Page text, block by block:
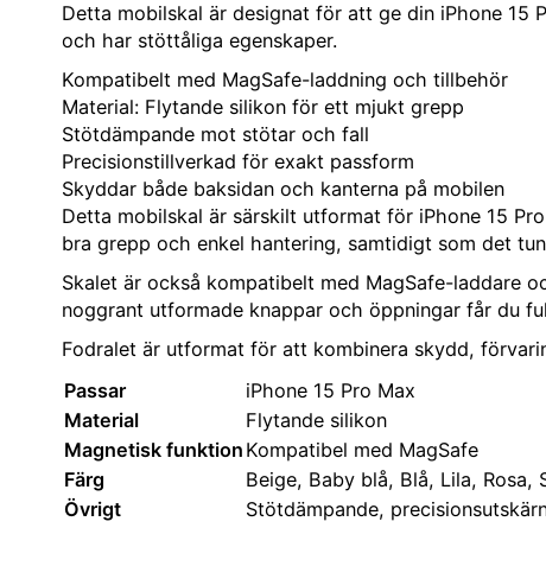
Detta mobilskal är designat för att ge din iPhone
och har stöttåliga egenskaper.
Kompatibelt med MagSafe-laddning och tillbehör
Material: Flytande silikon för ett mjukt grepp
Stötdämpande mot stötar och fall
Precisionstillverkad för exakt passform
Skyddar både baksidan och kanterna på mobilen
Detta mobilskal är särskilt utformat för iPhone 15
bra grepp och enkel hantering, samtidigt som det
Skalet är också kompatibelt med MagSafe-laddare
noggrant utformade knappar och öppningar får du
Fodralet är utformat för att kombinera skydd,
Passar
iPhone 15 Pro Max
Material
Flytande silikon
Magnetisk funktion Kompatibel med MagSafe
Färg
Beige, Baby blå, Blå, Lila, Rosa,
Övrigt
Stötdämpande,